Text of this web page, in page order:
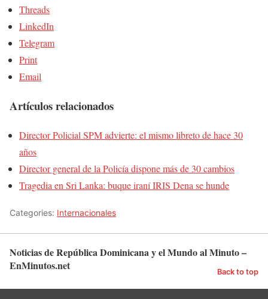
Threads
LinkedIn
Telegram
Print
Email
Artículos relacionados
Director Policial SPM advierte: el mismo libreto de hace 30
años
Director general de la Policía dispone más de 30 cambios
Tragedia en Sri Lanka: buque iraní IRIS Dena se hunde
Categories: Internacionales
Noticias de República Dominicana y el Mundo al Minuto –
EnMinutos.net
Back to top